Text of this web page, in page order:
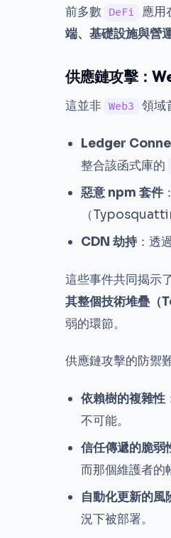
前多數
DeFi 應
端、基礎設施與營
供應鏈攻擊：
這並非 Web3 領域
Ledger
整合該函式庫的
惡意 npm 套件
（
CDN 劫持：透
這些事件共同揭示
其整個技術堆疊（
弱的環節。
供應鏈攻擊的防禦
依賴樹的複雜性
不可能。
信任傳遞的脆弱
而那個維護者的
自動化更新的風
況下被部署。